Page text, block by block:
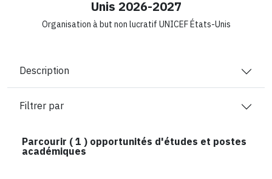
Unis 2026-2027
Organisation à but non lucratif UNICEF États-Unis
Description
Filtrer par
Parcourir (1 ) opportunités d'études et postes
académiques